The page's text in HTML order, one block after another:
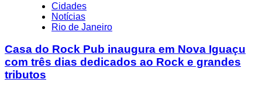
Cidades
Notícias
Rio de Janeiro
Casa do Rock Pub inaugura em Nova Iguaçu
com três dias dedicados ao Rock e grandes
tributos